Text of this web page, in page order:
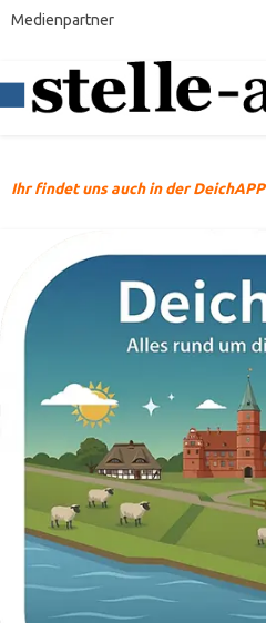
Medienpartner
Ihr findet uns auch in der DeichAPP